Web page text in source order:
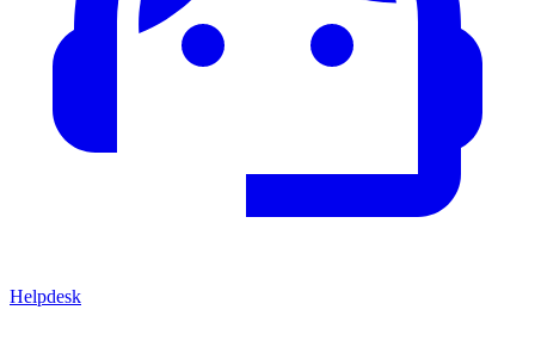
Helpdesk